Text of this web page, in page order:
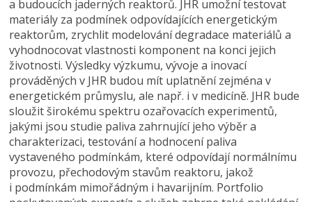
a budoucích jaderných reaktorů. JHR umožní testovat
materiály za podmínek odpovídajících energetickým
reaktorům, zrychlit modelování degradace materiálů a
vyhodnocovat vlastnosti komponent na konci jejich
životnosti. Výsledky výzkumu, vývoje a inovací
prováděných v JHR budou mít uplatnění zejména v
energetickém průmyslu, ale např. i v medicíně. JHR bude
sloužit širokému spektru ozařovacích experimentů,
jakými jsou studie paliva zahrnující jeho výběr a
charakterizaci, testování a hodnocení paliva
vystaveného podmínkám, které odpovídají normálnímu
provozu, přechodovým stavům reaktoru, jakož
i podmínkám mimořádným i havarijním. Portfolio